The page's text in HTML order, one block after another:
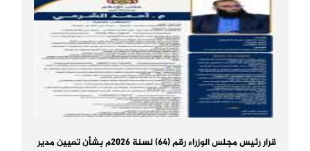
قرار رئيس مجلس الوزراء رقم (64) لسنة 2026م بشأن تعيين مدير